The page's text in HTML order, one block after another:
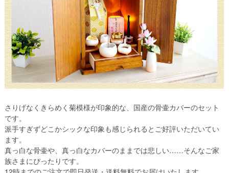
さりげなくきらめく菊模様が印象的な、国産の骨壷カバーのセット
です。
派手すぎずどこかシックな印象も感じられるとご好評いただいてい
ます。
真っ白な骨壷や、真っ白なカバーのままでは悲しい……そんなご家
族さまにぴったりです。